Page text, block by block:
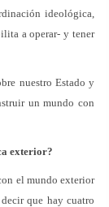
ideológica,
a operar- y tener
nuestro Estado y
un mundo con
exterior?
el mundo exterior
que hay cuatro